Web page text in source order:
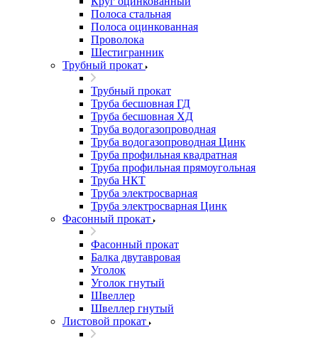
Полоса стальная
Полоса оцинкованная
Проволока
Шестигранник
Трубный прокат
Трубный прокат
Труба бесшовная ГД
Труба бесшовная ХД
Труба водогазопроводная
Труба водогазопроводная Цинк
Труба профильная квадратная
Труба профильная прямоугольная
Труба НКТ
Труба электросварная
Труба электросварная Цинк
Фасонный прокат
Фасонный прокат
Балка двутавровая
Уголок
Уголок гнутый
Швеллер
Швеллер гнутый
Листовой прокат